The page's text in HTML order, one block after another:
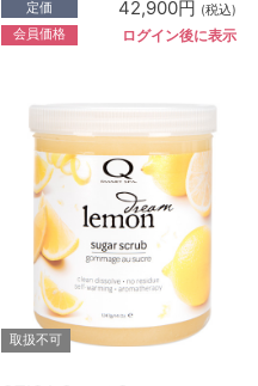
定価 42,900円 (税込)
会員価格 ログイン後に表示
取扱不可